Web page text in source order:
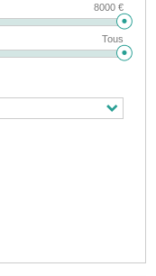
8000 €
Tous